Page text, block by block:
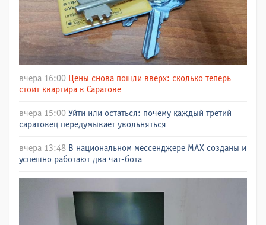
вчера 16:00 Цены снова пошли вверх: сколько теперь
стоит квартира в Саратове
вчера 15:00 Уйти или остаться: почему каждый третий
саратовец передумывает увольняться
вчера 13:48 В национальном мессенджере МАХ созданы и
успешно работают два чат-бота